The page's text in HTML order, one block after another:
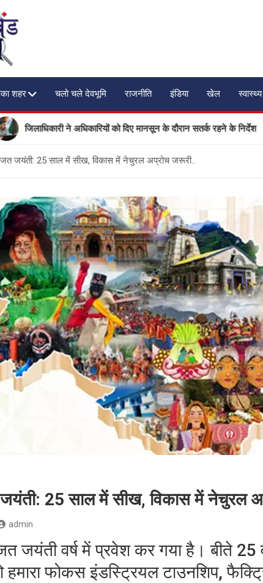
Shakshya
शहर चलो चले देवभूमि राजनीति इंडिया खेल स्वास्थ्य
ने अधिकारियों को दिए मानसून के दौरान सतर्क रहने के निर्देश
जयंती: 25 साल में सीख, विकास में नेचुरल अप्रोच जरूरी..
25 साल में सीख, विकास में नेचुरल
admin
जयंती वर्ष में प्रवेश कर गया है। बीते 25
हमारा फोकस इंडस्ट्रियल टाउनशिप,